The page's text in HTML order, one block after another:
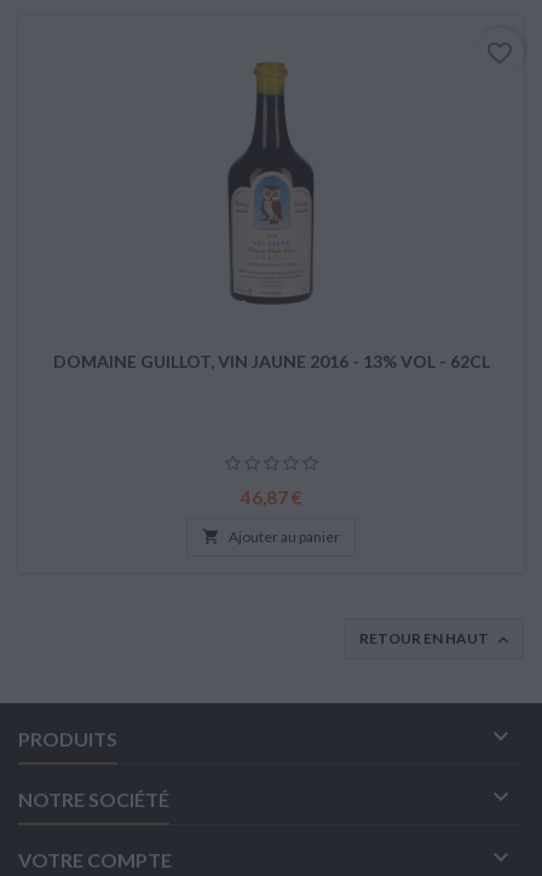
DOMAINE GUILLOT, VIN JAUNE 2016 - 13% VOL - 62CL
Prix
46,87 €
 Ajouter au panier
favorite_border
RETOUR EN HAUT 
PRODUITS 
NOTRE SOCIÉTÉ 
VOTRE COMPTE 